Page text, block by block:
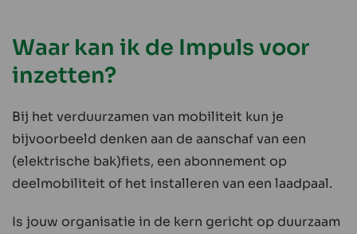
Waar kan ik de Impuls voor
inzetten?
Bij het verduurzamen van mobiliteit kun je
bijvoorbeeld denken aan de aanschaf van een
(elektrische bak)fiets, een abonnement op
deelmobiliteit of het installeren van een laadpaal.
Is jouw organisatie in de kern gericht op duurzaam